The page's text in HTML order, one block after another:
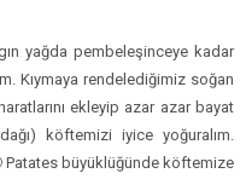
yağda pembeleşinceye kadar
Kıymaya rendelediğimiz soğan
ekleyip azar azar bayat
köftemizi iyice yoğuralım.
Patates büyüklüğünde köftemize